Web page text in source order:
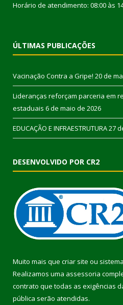
Horário de atendimento: 08:00 às
ÚLTIMAS PUBLICAÇÕES
Vacinação Contra a Gripe! 20 de
Lideranças reforçam parceria em
estaduais 6 de maio de 2026
EDUCAÇÃO E INFRAESTRUTURA27
DESENVOLVIDO POR CR2
Muito mais que criar site ou
Realizamos uma assessoria
contrato que todas as exigências
pública serão atendidas.